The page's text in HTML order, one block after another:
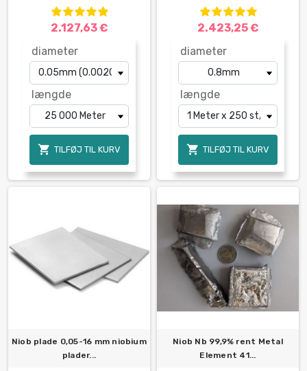
2.127,63 €
diameter
længde
 TILFØJ TIL KURV
2.423,25 €
diameter
længde
 TILFØJ TIL KURV
Niob plade 0,05-16 mm niobium
plader...
Niob Nb 99,9% rent Metal
Element 41...